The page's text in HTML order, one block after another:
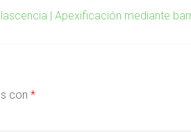
| Apexificación mediante
con *